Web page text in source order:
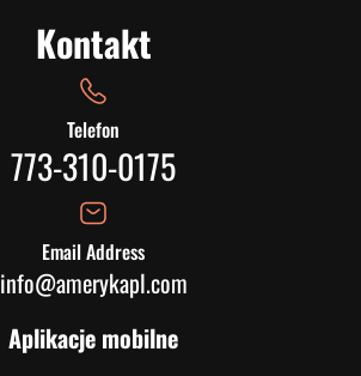
Kontakt
Telefon
773-310-0175
Email Address
info@amerykapl.com
Aplikacje mobilne